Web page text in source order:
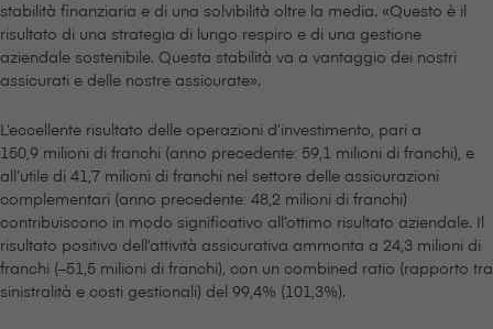
stabilità finanziaria e di una solvibilità oltre la media. «Questo è il
risultato di una strategia di lungo respiro e di una gestione
aziendale sostenibile. Questa stabilità va a vantaggio dei nostri
assicurati e delle nostre assicurate».
L’eccellente risultato delle operazioni d’investimento, pari a
150,9 milioni di franchi (anno precedente: 59,1 milioni di franchi), e
all’utile di 41,7 milioni di franchi nel settore delle assicurazioni
complementari (anno precedente: 48,2 milioni di franchi)
contribuiscono in modo significativo all’ottimo risultato aziendale. Il
risultato positivo dell’attività assicurativa ammonta a 24,3 milioni di
franchi (–51,5 milioni di franchi), con un combined ratio (rapporto tra
sinistralità e costi gestionali) del 99,4% (101,3%).